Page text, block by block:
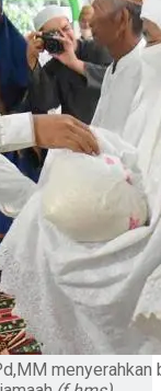
menyerahkan